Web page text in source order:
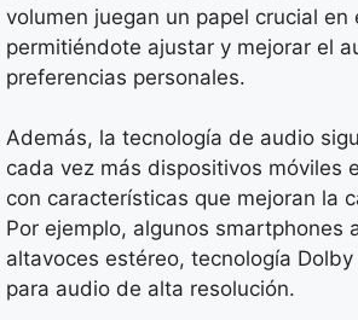
volumen juegan un papel crucial en
permitiéndote ajustar y mejorar el
preferencias personales.
Además, la tecnología de audio
cada vez más dispositivos móviles
con características que mejoran la
Por ejemplo, algunos smartphones
altavoces estéreo, tecnología
para audio de alta resolución.